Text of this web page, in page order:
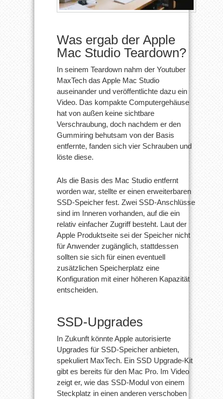
Was ergab der Apple
Mac Studio Teardown?
In seinem Teardown nahm der Youtuber
MaxTech das Apple Mac Studio
auseinander und veröffentlichte dazu ein
Video. Das kompakte Computergehäuse
hat von außen keine sichtbare
Verschraubung, doch nachdem er den
Gummiring behutsam von der Basis
entfernte, fanden sich vier Schrauben und
löste diese.
Als die Basis des Mac Studio entfernt
worden war, stellte er einen erweiterbaren
SSD-Speicher fest. Zwei SSD-Anschlüsse
sind im Inneren vorhanden, auf die ein
relativ einfacher Zugriff besteht. Laut der
Apple Produktseite sei der Speicher nicht
für Anwender zugänglich, stattdessen
sollten sie sich für einen eventuell
zusätzlichen Speicherplatz eine
Konfiguration mit einer höheren Kapazität
entscheiden.
SSD-Upgrades
In Zukunft könnte Apple autorisierte
Upgrades für SSD-Speicher anbieten,
spekuliert MaxTech. Ein SSD Upgrade-Kit
gibt es bereits für den Mac Pro. Im Video
zeigt er, wie das SSD-Modul von einem
Steckplatz in einen anderen verschoben